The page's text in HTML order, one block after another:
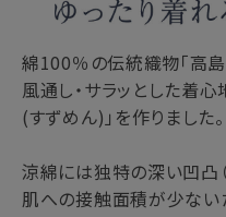
綿100％の伝統織物「高島
風通し・サラッとした着
(すずめん)」を作りました。
涼綿には独特の深い凹凸（
肌への接触面積が少ない